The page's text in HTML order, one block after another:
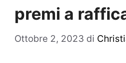
premi a
Ottobre 2, 2023 di